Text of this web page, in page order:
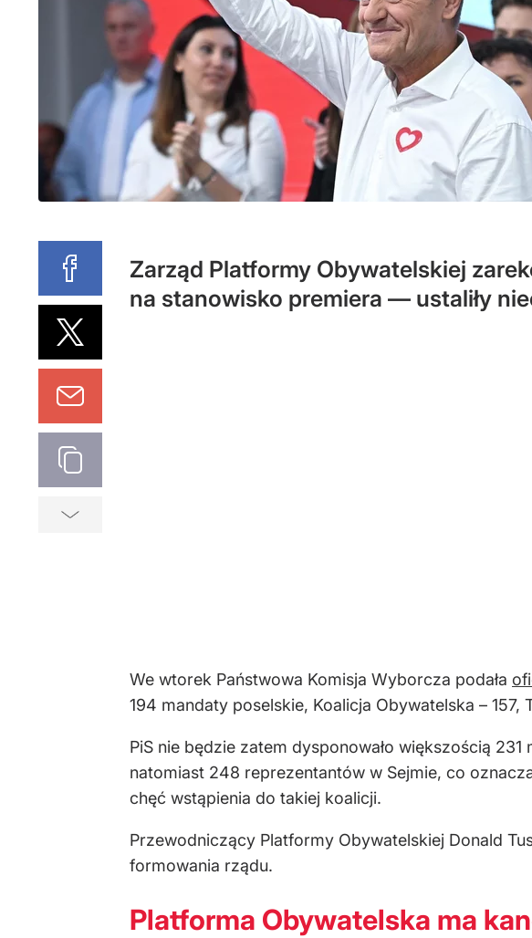
Zarząd Platformy Obywatelskiej
na stanowisko premiera — ustaliły
We wtorek Państwowa Komisja Wyborcza podała
194 mandaty poselskie, Koalicja Obywatelska –
PiS nie będzie zatem dysponowało większością
natomiast 248 reprezentantów w Sejmie, co
chęć wstąpienia do takiej koalicji.
Przewodniczący Platformy Obywatelskiej Donald
formowania rządu.
Platforma Obywatelska ma